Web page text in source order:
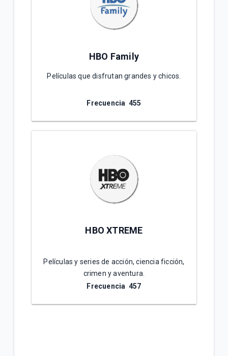
HBO Family
Películas que disfrutan grandes y chicos.
Frecuencia 455
HBO XTREME
Películas y series de acción, ciencia ficción,
crimen y aventura.
Frecuencia 457